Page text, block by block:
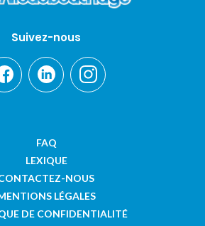
Suivez-nous
FAQ
LEXIQUE
NOUS
LÉGALES
DE CONFIDENTIALITÉ